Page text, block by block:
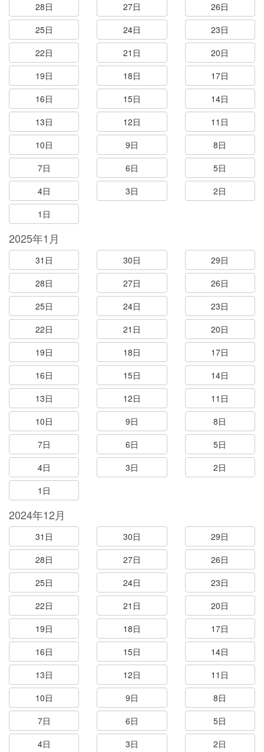
28日 27日
26日
25日
24日
23日
22日
21日
20日
19日
18日
17日
16日
15日
14日
13日
12日
11日
10日
9日
8日
7日
6日
5日
4日
3日
2日
1日
2025年1月
31日 30日
29日
28日
27日
26日
25日
24日
23日
22日
21日
20日
19日
18日
17日
16日
15日
14日
13日
12日
11日
10日
9日
8日
7日
6日
5日
4日
3日
2日
1日
2024年12月
31日 30日
29日
28日
27日
26日
25日
24日
23日
22日
21日
20日
19日
18日
17日
16日
15日
14日
13日
12日
11日
10日
9日
8日
7日
6日
5日
4日
3日
2日